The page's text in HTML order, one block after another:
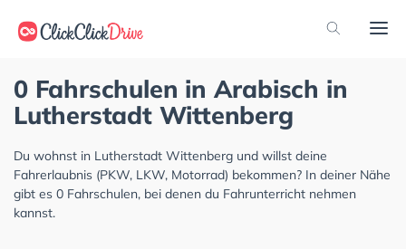
0 Fahrschulen in Arabisch in
Lutherstadt Wittenberg
Du wohnst in Lutherstadt Wittenberg und willst deine
Fahrerlaubnis (PKW, LKW, Motorrad) bekommen? In deiner Nähe
gibt es 0 Fahrschulen, bei denen du Fahrunterricht nehmen
kannst.